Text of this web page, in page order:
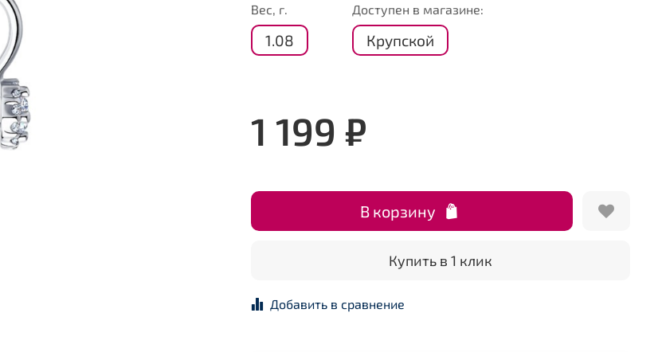
Вес, г.
1.08
Доступен в магазине:
Крупской
1 199 ₽
В корзину
Купить в 1 клик
Добавить в сравнение